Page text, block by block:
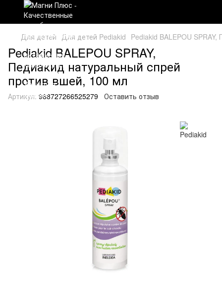
Для детей Для детей Pediakid Pediakid BALEPOU
Pediakid BALEPOU SPRAY,
Педиакид натуральный спрей
против вшей, 100 мл
Артикул: 988727266525279 Оставить отзыв